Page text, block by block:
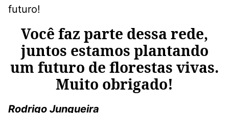
futuro!
Você faz parte dessa rede,
juntos estamos plantando
um futuro de florestas vivas.
Muito obrigado!
Rodrigo Junqueira